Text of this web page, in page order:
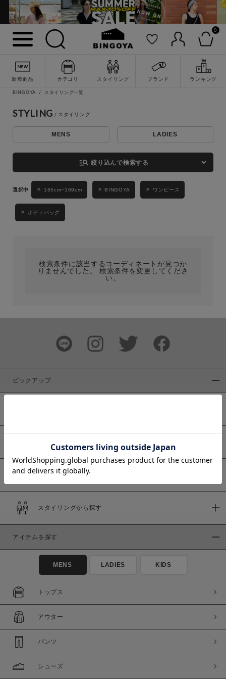
0
新着商品 カテゴリ スタイリング ブランド ランキング
詳細検索
キーワード
性別
MENS LADIES KIDS
ブランド
商品タイプ
通常商品
セール価格
在庫
在庫あり
BINGOYA スタイリング一覧
STYLING
MENS LADIES
manage_search 絞り込んで検索する
165cm~169cm BINGOYA ワンピース
ボディバッグ
検索条件に該当するコーディネートが見つか
りませんでした。 検索条件を変更してくださ
い。
ピックアップ
予約商品
スタイリングから探す
アイテムを探す
MENS LADIES KIDS
トップス
アウター
パンツ
シューズ